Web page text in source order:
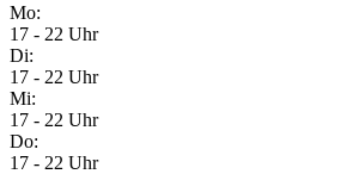
Mo:
17 - 22 Uhr
Di:
17 - 22 Uhr
Mi:
17 - 22 Uhr
Do:
17 - 22 Uhr